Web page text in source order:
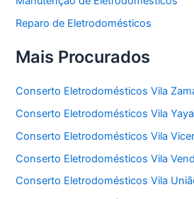
Reparo de Eletrodomésticos
Mais Procurados
Conserto Eletrodomésticos Vila
Conserto Eletrodomésticos Vila Yaya
Conserto Eletrodomésticos Vila
Conserto Eletrodomésticos Vila
Conserto Eletrodomésticos Vila